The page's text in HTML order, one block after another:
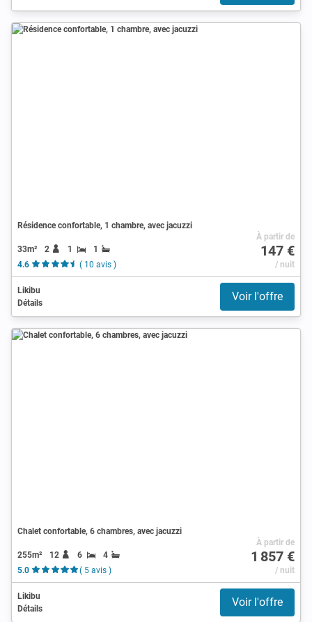
Résidence confortable, 1 chambre, avec jacuzzi
33m² 2 1
1
4.6
( 10 avis )
À partir de
147 €
/ nuit
Likibu
Détails
Voir l'offre
Chalet confortable, 6 chambres, avec jacuzzi
255m² 12 6
4
5.0
( 5 avis )
À partir de
1 857 €
/ nuit
Likibu
Détails
Voir l'offre